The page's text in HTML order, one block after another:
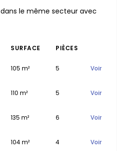
dans le même secteur avec
SURFACE
PIÈCES
105 m² 5 Voir
110 m² 5 Voir
135 m² 6 Voir
104 m² 4 Voir